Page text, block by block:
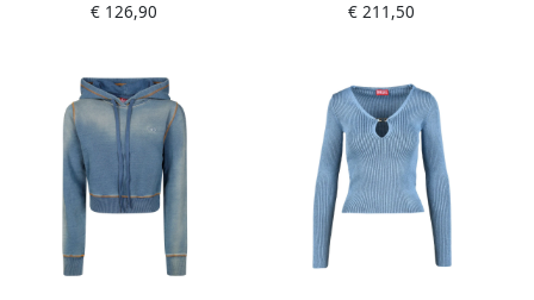
€ 126,90
€ 211,50